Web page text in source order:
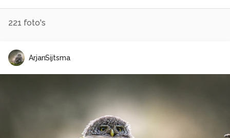
221 foto's
ArjanSijtsma